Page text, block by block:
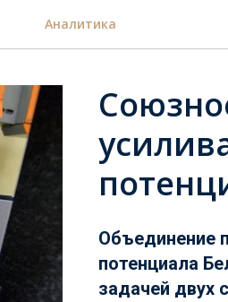
Аналитика
Объединение
потенциала
задачей двух